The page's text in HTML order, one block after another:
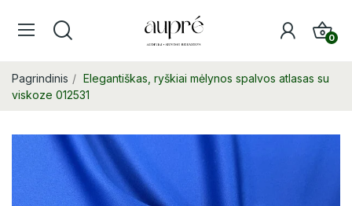
0
Pagrindinis
Elegantiškas, ryškiai mėlynos spalvos atlasas su
viskoze 012531